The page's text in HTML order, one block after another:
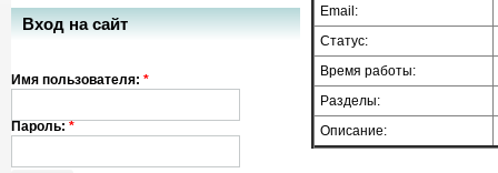
Email:
Статус:
Время работы:
Разделы:
Описание:
Вход на сайт
Имя пользователя: *
Пароль: *